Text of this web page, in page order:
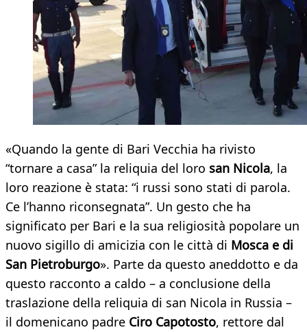
«Quando la gente di Bari Vecchia ha rivisto
“tornare a casa” la reliquia del loro san Nicola, la
loro reazione è stata: “i russi sono stati di parola.
Ce l’hanno riconsegnata”. Un gesto che ha
significato per Bari e la sua religiosità popolare un
nuovo sigillo di amicizia con le città di Mosca e di
San Pietroburgo». Parte da questo aneddotto e da
questo racconto a caldo – a conclusione della
traslazione della reliquia di san Nicola in Russia –
il domenicano padre Ciro Capotosto, rettore dal